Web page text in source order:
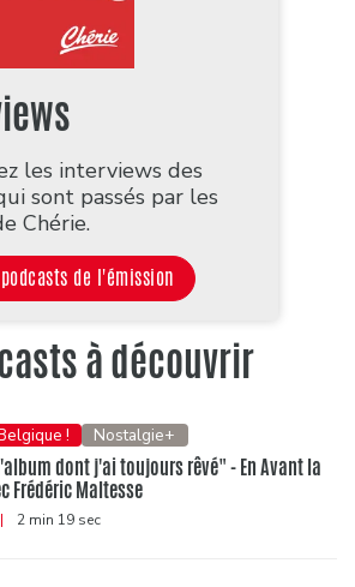
les interviews des
sont passés par les
Chérie.
de l'émission
à découvrir
! Nostalgie+
dont j'ai toujours rêvé" - En Avant la
Frédéric Maltesse
| 2 min 19 sec